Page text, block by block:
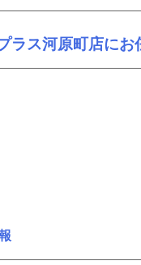
ラス河原町店にお